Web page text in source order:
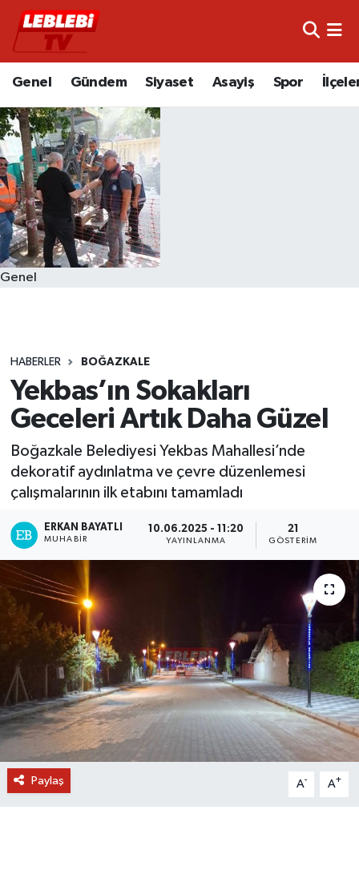
Genel Gündem Siyaset Asayiş Spor
Genel
HABERLER BOĞAZKALE
Yekbas’ın Sokakları
Geceleri Artık Daha Güzel
Boğazkale Belediyesi Yekbas Mahallesi’nde
dekoratif aydınlatma ve çevre düzenlemesi
çalışmalarının ilk etabını tamamladı
ERKAN BAYATLI
MUHABIR
10.06.2025 - 11:20
YAYINLANMA
21
GÖSTERIM
Paylaş A- A+
Hava Durumu
Trafik Durumu
Süper Lig Puan Durumu ve Fikstür
Tüm Manşetler
Son Dakika Haberleri